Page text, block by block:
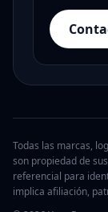
Todas las marcas,
son propiedad de
referencial para
implica afiliación,